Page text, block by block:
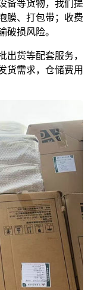
备等货物，我们提
膜、打包带；收费
破损风险。
出货等配套服务，
货需求，仓储费用